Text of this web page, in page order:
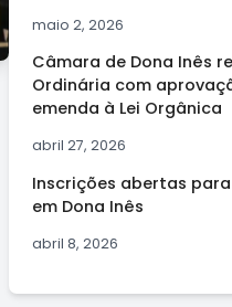
maio 2, 2026
Câmara de Dona Inês
Ordinária com
emenda à Lei Orgânica
abril 27, 2026
Inscrições abertas para
em Dona Inês
abril 8, 2026